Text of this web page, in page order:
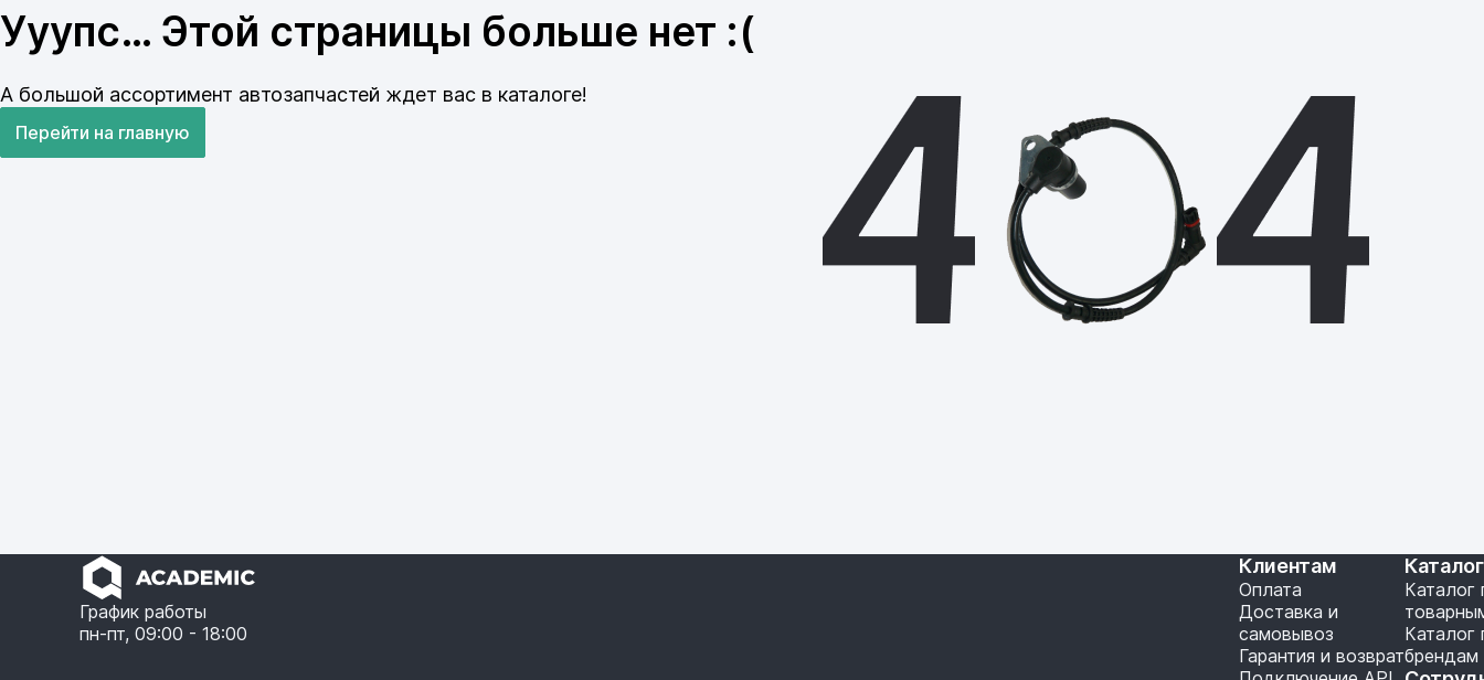
Ууупс… Этой страницы больше нет :(
А большой ассортимент автозапчастей ждет вас в каталоге!
Перейти на главную
График работы
пн-пт, 09:00 - 18:00
Клиентам
Оплата
Доставка и
самовывоз
Гарантия и возврат
Каталог
Каталог
брендам